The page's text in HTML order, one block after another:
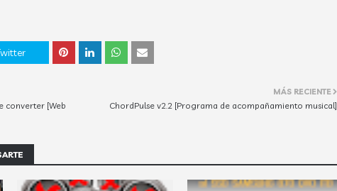
MÁS RECIENTE
ChordPulse ­v2.2 [Programa de acompañamiento musical]
converter [Web